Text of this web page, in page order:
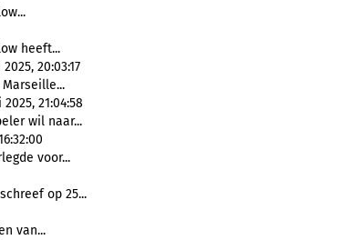
heeft...
20:03:17
21:04:58
wil naar...
voor...
op 25...
van...